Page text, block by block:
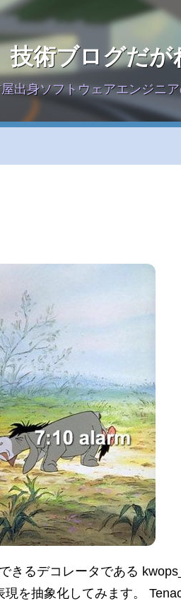
技術ブログだが
出身ソフトウェアエンジニ
るデコレータである
を抽象化してみます。